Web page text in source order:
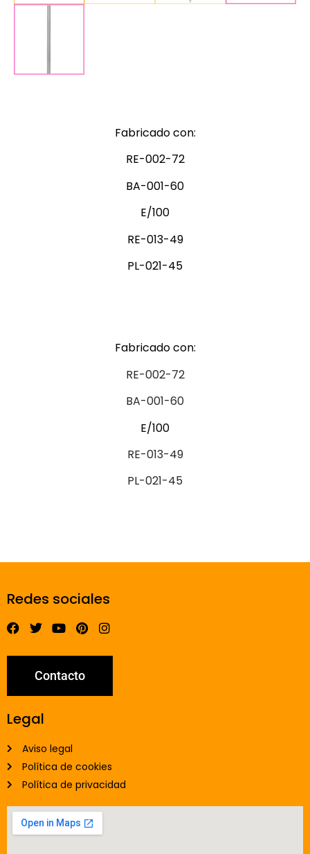
Fabricado con:
RE-002-72
BA-001-60
E/100
RE-013-49
PL-021-45
Fabricado con:
RE-002-72
BA-001-60
E/100
RE-013-49
PL-021-45
Redes sociales
Contacto
Legal
Aviso legal
Política de cookies
Política de privacidad